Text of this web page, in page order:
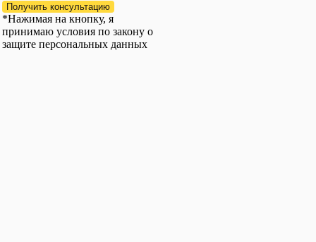
Получить консультацию
*Нажимая на кнопку, я
принимаю условия по закону о
защите персональных данных